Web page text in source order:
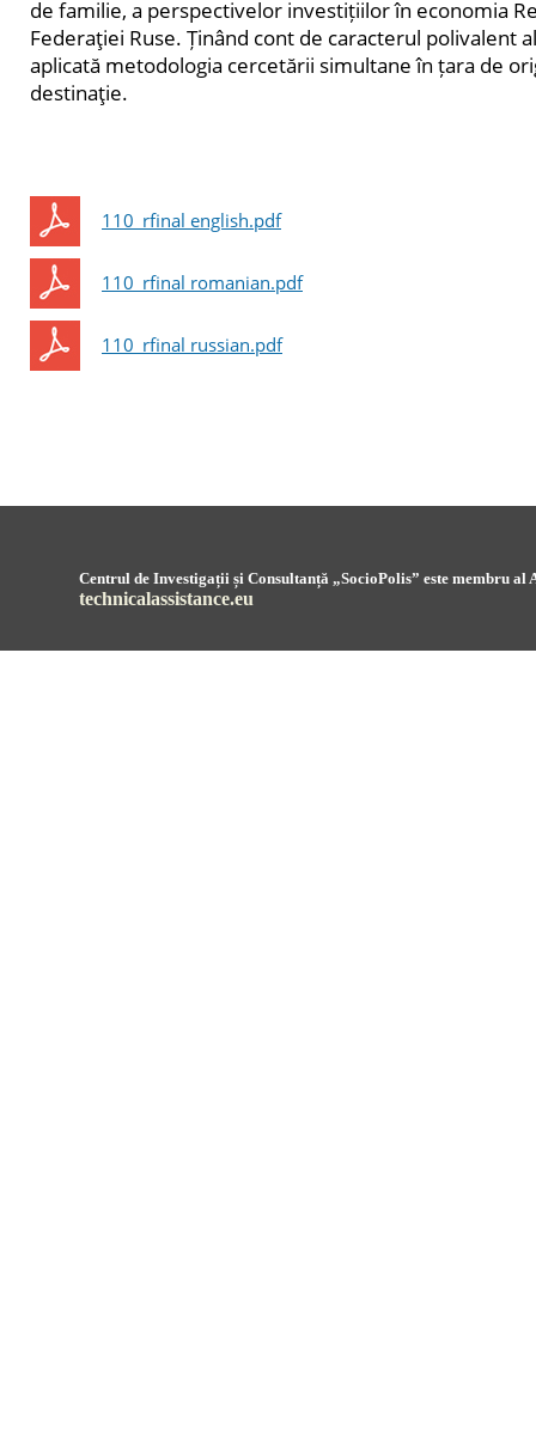
de familie, a perspectivelor investițiilor în economia
Federaţiei Ruse. Ținând cont de caracterul polivalent
aplicată metodologia cercetării simultane în țara de
destinaţie.
110_rfinal english.pdf
110_rfinal romanian.pdf
110_rfinal russian.pdf
Centrul de Investigații și Consultanță „SocioPolis” este membru al
technicalassistance.eu